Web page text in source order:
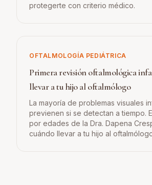
protegerte con criterio médico.
OFTALMOLOGÍA PEDIÁTRICA
Primera revisión oftalmológica
llevar a tu hijo al oftalmólogo
La mayoría de problemas visuales
previenen si se detectan a tiempo.
por edades de la Dra. Dapena
cuándo llevar a tu hijo al